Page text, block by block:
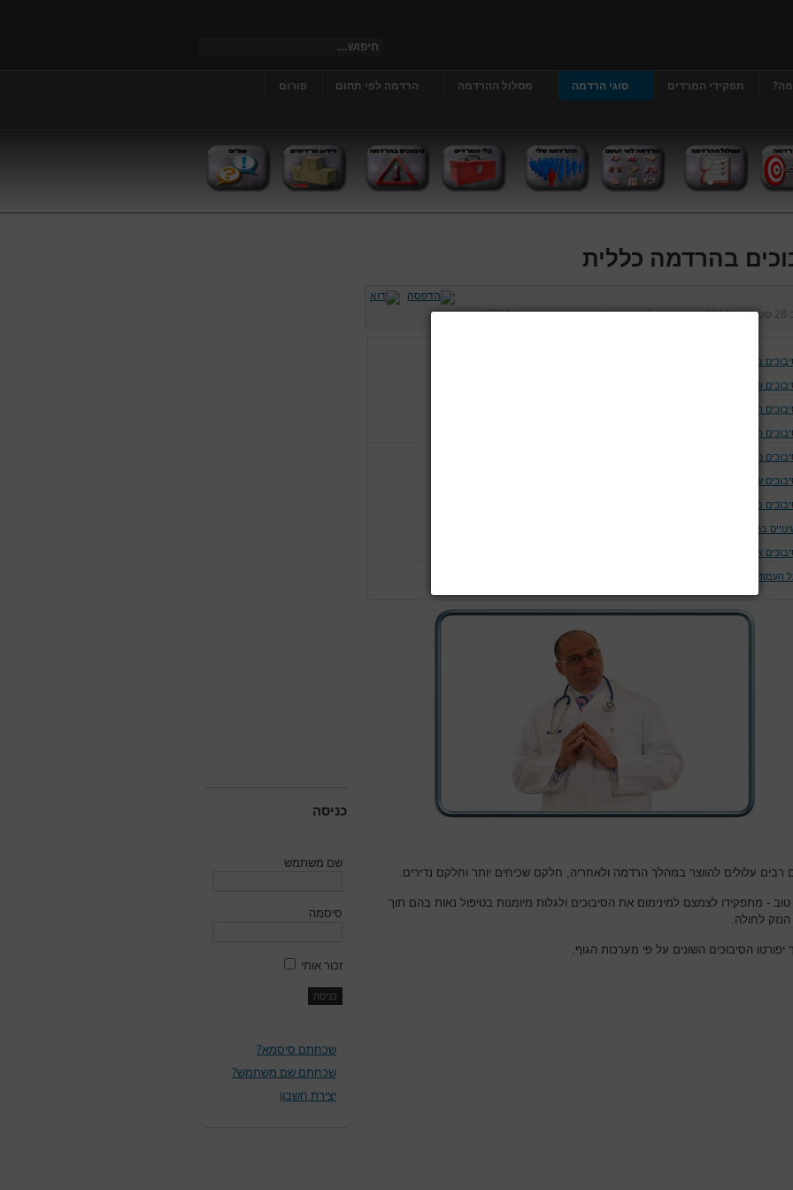
תפקידי המרדים סוגי הרדמה מסלול ההרדמה הרדמה לפי תחום
פורום
בהרדמה כללית
28 ספטמבר 2012 נכתב על ידידר' גרג'י יונתן כניסות:475334
בהרדמה כללית
של נתיב האויר ומערכת הנשימה
המודינמים
המאטולוגים
נוירולוגים ושריריים
עיניים
כליתיים
בחום הגוף
אחרים
העמודים
רבים עלולים להווצר במהלך הרדמה ולאחריה, חלקם שכיחים יותר וחלקם נדירים.
- מתפקידו לצמצם למינימום את הסיבוכים ולגלות מיומנות בטיפול נאות בהם תוך
לחולה.
הסיבוכים השונים על פי מערכות הגוף.
כניסה
שם משתמש
סיסמה
זכור אותי
שכחתם סיסמא?
שכחתם שם משתמש?
יצירת חשבון